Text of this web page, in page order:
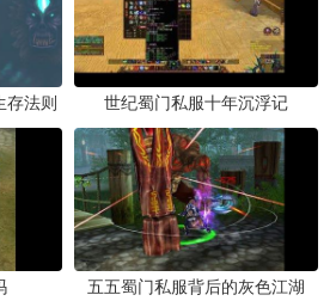
存法则 世纪蜀门私服十年沉浮记
五五蜀门私服背后的灰色江湖